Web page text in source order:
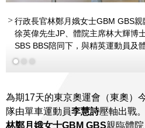
行政長官林鄭月娥女士GBM GBS
徐英偉先生JP、體院主席林大輝博
SBS BBS陪同下，與精英運動員及
為期17天的東京奧運會（東奧）
隊由單車運動員李慧詩壓軸出戰
林鄭月娥女士GBM GBS親臨體